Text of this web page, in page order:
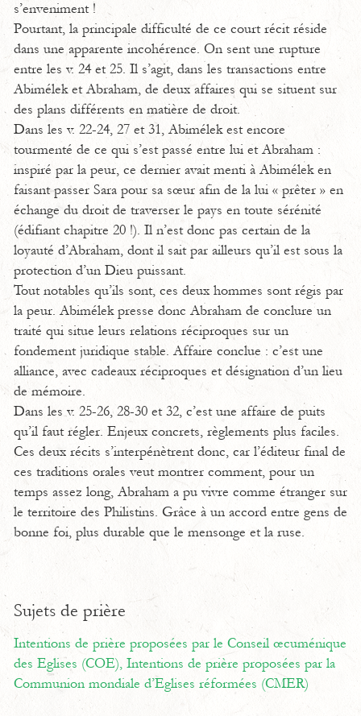
s’enveniment !
Pourtant, la principale difficulté de ce court récit réside
dans une apparente incohérence. On sent une rupture
entre les v. 24 et 25. Il s’agit, dans les transactions entre
Abimélek et Abraham, de deux affaires qui se situent sur
des plans différents en matière de droit.
Dans les v. 22-24, 27 et 31, Abimélek est encore
tourmenté de ce qui s’est passé entre lui et Abraham :
inspiré par la peur, ce dernier avait menti à Abimélek en
faisant passer Sara pour sa sœur afin de la lui « prêter » en
échange du droit de traverser le pays en toute sérénité
(édifiant chapitre 20 !). Il n’est donc pas certain de la
loyauté d’Abraham, dont il sait par ailleurs qu’il est sous la
protection d’un Dieu puissant.
Tout notables qu’ils sont, ces deux hommes sont régis par
la peur. Abimélek presse donc Abraham de conclure un
traité qui situe leurs relations réciproques sur un
fondement juridique stable. Affaire conclue : c’est une
alliance, avec cadeaux réciproques et désignation d’un lieu
de mémoire.
Dans les v. 25-26, 28-30 et 32, c’est une affaire de puits
qu’il faut régler. Enjeux concrets, règlements plus faciles.
Ces deux récits s’interpénètrent donc, car l’éditeur final de
ces traditions orales veut montrer comment, pour un
temps assez long, Abraham a pu vivre comme étranger sur
le territoire des Philistins. Grâce à un accord entre gens de
bonne foi, plus durable que le mensonge et la ruse.
Sujets de prière
Intentions de prière proposées par le Conseil œcuménique
des Eglises (COE), Intentions de prière proposées par la
Communion mondiale d’Eglises réformées (CMER)